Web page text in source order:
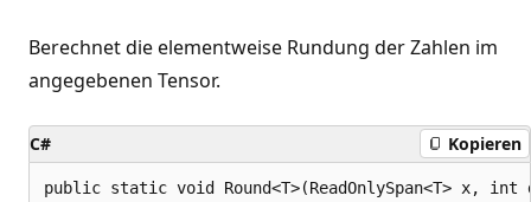
Berechnet die elementweise Rundung der Zahlen im
angegebenen Tensor.
C# Kopieren
public static void Round<T>(ReadOnlySpan<T> x,